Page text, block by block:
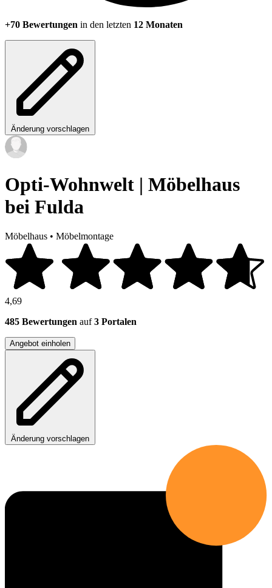
+70 Bewertungen in den letzten 12 Monaten
Änderung vorschlagen
Opti-Wohnwelt | Möbelhaus
bei Fulda
Möbelhaus • Möbelmontage
4,69
485 Bewertungen auf3 Portalen
Angebot einholen
Änderung vorschlagen